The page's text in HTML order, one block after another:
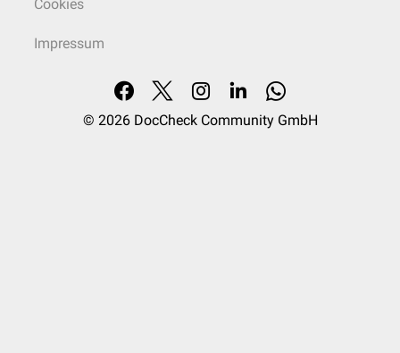
Cookies
Impressum
© 2026 DocCheck Community GmbH